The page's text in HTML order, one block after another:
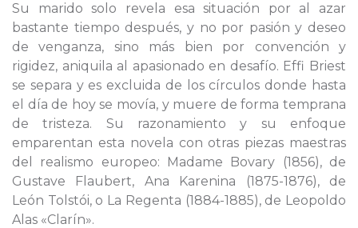
Su marido solo revela esa situación por al azar
bastante tiempo después, y no por pasión y deseo
de venganza, sino más bien por convención y
rigidez, aniquila al apasionado en desafío. Effi Briest
se separa y es excluida de los círculos donde hasta
el día de hoy se movía, y muere de forma temprana
de tristeza. Su razonamiento y su enfoque
emparentan esta novela con otras piezas maestras
del realismo europeo: Madame Bovary (1856), de
Gustave Flaubert, Ana Karenina (1875-1876), de
León Tolstói, o La Regenta (1884-1885), de Leopoldo
Alas «Clarín».